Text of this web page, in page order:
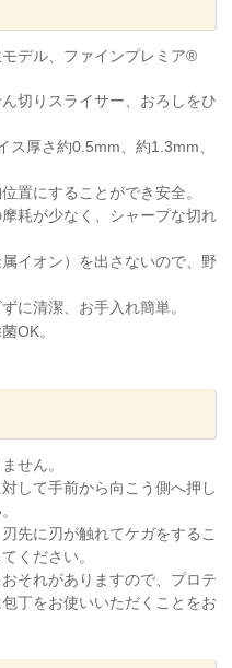
デル、ファインプレミア®
切りスライサー、おろしをひ
ス厚さ約0.5mm、約1.3mm、
置にすることができ安全。
耗が少なく、シャープな切れ
イオン）を出さないので、野
に清潔、お手入れ簡単。
OK。
せん。
して手前から向こう側へ押し
先に刃が触れてケガをするこ
ください。
それがありますので、プロテ
丁をお使いいただくことをお